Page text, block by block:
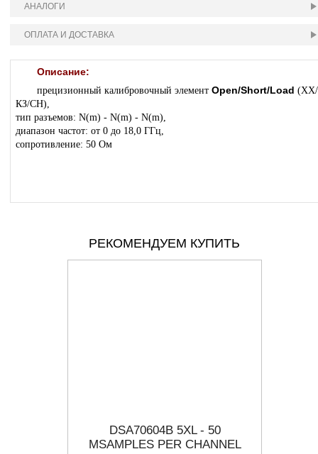
АНАЛОГИ
ОПЛАТА И ДОСТАВКА
Описание:
прецизионный калибровочный элемент Open/Short/Load (ХХ/
КЗ/СН),
тип разъемов: N(m) - N(m) - N(m),
диапазон частот: от 0 до 18,0 ГГц,
сопротивление: 50 Ом
РЕКОМЕНДУЕМ КУПИТЬ
DSA70604B 5XL - 50
MSAMPLES PER CHANNEL